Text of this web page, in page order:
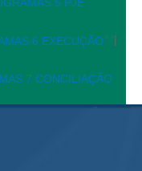
- UMF
|